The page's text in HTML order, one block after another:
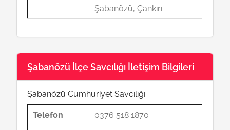
Şabanözü, Çankırı
Şabanözü İlçe Savcılığı İletişim Bilgileri
Şabanözü Cumhuriyet Savcılığı
Telefon 0376 518 1870